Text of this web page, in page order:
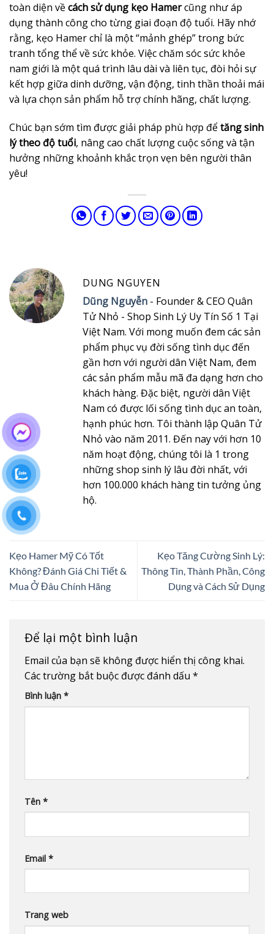
toàn diện vềcách sử dụng kẹo Hamercũng như áp
dụng thành công cho từng giai đoạn độ tuổi. Hãy nhớ
rằng, kẹo Hamer chỉ là một “mảnh ghép” trong bức
tranh tổng thể về sức khỏe. Việc chăm sóc sức khỏe
nam giới là một quá trình lâu dài và liên tục, đòi hỏi sự
kết hợp giữa dinh dưỡng, vận động, tinh thần thoải mái
và lựa chọn sản phẩm hỗ trợ chính hãng, chất lượng.
Chúc bạn sớm tìm được giải pháp phù hợp đểtăng sinh
lý theo độ tuổi, nâng cao chất lượng cuộc sống và tận
hưởng những khoảnh khắc trọn vẹn bên người thân
yêu!
DUNG NGUYEN
Dũng Nguyễn - Founder & CEO Quân
Tử Nhỏ - Shop Sinh Lý Uy Tín Số 1 Tại
Việt Nam. Với mong muốn đem các sản
phẩm phục vụ đời sống tình dục đến
gần hơn với người dân Việt Nam, đem
các sản phẩm mẫu mã đa dạng hơn cho
khách hàng. Đặc biệt, người dân Việt
Nam có được lối sống tình dục an toàn,
hạnh phúc hơn. Tôi thành lập Quân Tử
Nhỏ vào năm 2011. Đến nay với hơn 10
năm hoạt động, chúng tôi là 1 trong
những shop sinh lý lâu đời nhất, với
hơn 100.000 khách hàng tin tưởng ủng
hộ.
Kẹo Hamer Mỹ Có Tốt
Không? Đánh Giá Chi Tiết &
Mua Ở Đâu Chính Hãng
Kẹo Tăng Cường Sinh Lý:
Thông Tin, Thành Phần, Công
Dụng và Cách Sử Dụng
Để lại một bình luận
Email của bạn sẽ không được hiển thị công khai.
Các trường bắt buộc được đánh dấu *
Bình luận *
Tên *
Email *
Trang web